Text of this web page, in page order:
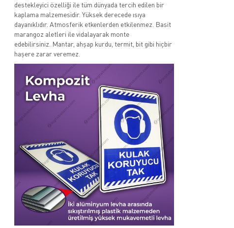
destekleyici özelliği ile tüm dünyada tercih edilen bir
kaplama malzemesidir. Yüksek derecede ısıya
dayanıklıdır. Atmosferik etkenlerden etkilenmez. Basit
marangoz aletleri ile vidalayarak monte
edebilirsiniz. Mantar, ahşap kurdu, termit, bit gibi hiçbir
haşere zarar veremez.